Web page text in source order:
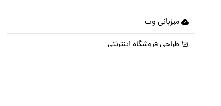
میزبانی وب
طراحی فروشگاه اینترنتی